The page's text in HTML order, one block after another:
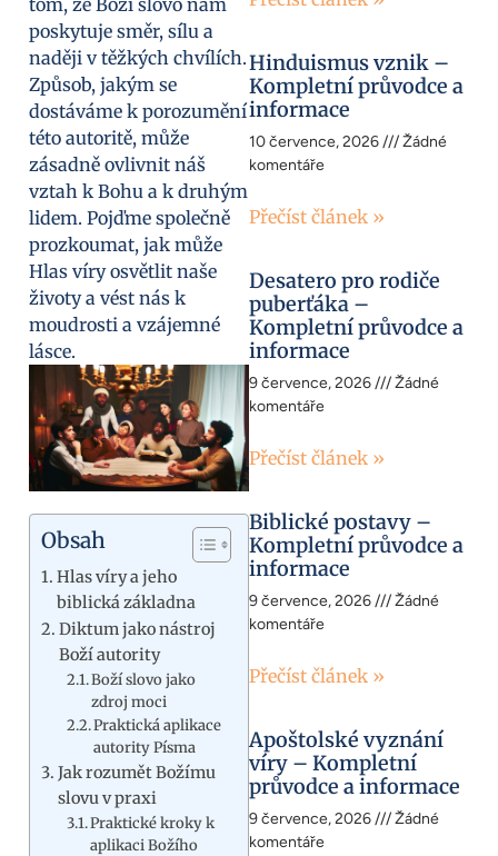
tom, že Boží slovo nám
poskytuje směr, sílu a
naději v těžkých chvílích.
Způsob, jakým se
dostáváme k porozumění
této autoritě, může
zásadně ovlivnit náš
vztah k Bohu a k druhým
lidem. Pojďme společně
prozkoumat, jak může
Hlas víry osvětlit naše
životy a vést nás k
moudrosti a vzájemné
lásce.
Obsah
Hlas víry a jeho
biblická základna
Diktum jako nástroj
Boží autority
Boží slovo jako
zdroj moci
Praktická aplikace
autority Písma
Jak rozumět Božímu
slovu v praxi
Praktické kroky k
aplikaci Božího
Hinduismus vznik –
Kompletní průvodce a
informace
10 července, 2026
Žádné
komentáře
Přečíst článek »
Desatero pro rodiče
puberťáka –
Kompletní průvodce a
informace
9 července, 2026
Žádné
komentáře
Přečíst článek »
Biblické postavy –
Kompletní průvodce a
informace
9 července, 2026
Žádné
komentáře
Přečíst článek »
Apoštolské vyznání
víry – Kompletní
průvodce a informace
9 července, 2026
Žádné
komentáře